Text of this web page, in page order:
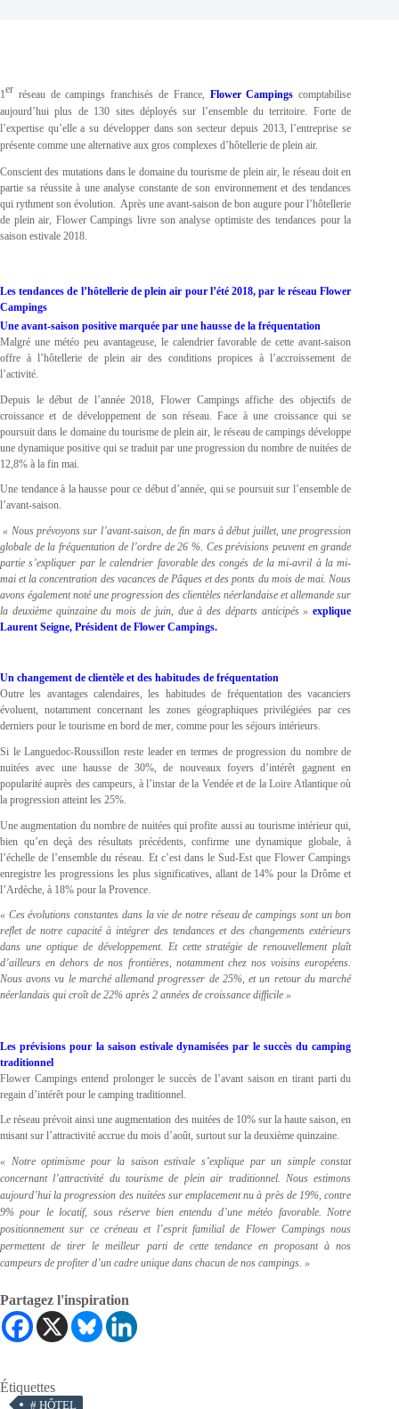
1er réseau de campings franchisés de France, Flower Campings comptabilise
aujourd’hui plus de 130 sites déployés sur l’ensemble du territoire. Forte de
l’expertise qu’elle a su développer dans son secteur depuis 2013, l’entreprise se
présente comme une alternative aux gros complexes d’hôtellerie de plein air.
Conscient des mutations dans le domaine du tourisme de plein air, le réseau doit en
partie sa réussite à une analyse constante de son environnement et des tendances
qui rythment son évolution. Après une avant-saison de bon augure pour l’hôtellerie
de plein air, Flower Campings livre son analyse optimiste des tendances pour la
saison estivale 2018.
Les tendances de l’hôtellerie de plein air pour l’été 2018, par le réseau Flower
Campings
Une avant-saison positive marquée par une hausse de la fréquentation
Malgré une météo peu avantageuse, le calendrier favorable de cette avant-saison
offre à l’hôtellerie de plein air des conditions propices à l’accroissement de
l’activité.
Depuis le début de l’année 2018, Flower Campings affiche des objectifs de
croissance et de développement de son réseau. Face à une croissance qui se
poursuit dans le domaine du tourisme de plein air, le réseau de campings développe
une dynamique positive qui se traduit par une progression du nombre de nuitées de
12,8% à la fin mai.
Une tendance à la hausse pour ce début d’année, qui se poursuit sur l’ensemble de
l’avant-saison.
« Nous prévoyons sur l’avant-saison, de fin mars à début juillet, une progression
globale de la fréquentation de l’ordre de 26 %. Ces prévisions peuvent en grande
partie s’expliquer par le calendrier favorable des congés de la mi-avril à la mi-
mai et la concentration des vacances de Pâques et des ponts du mois de mai. Nous
avons également noté une progression des clientèles néerlandaise et allemande sur
la deuxième quinzaine du mois de juin, due à des départs anticipés »explique
Laurent Seigne, Président de Flower Campings.
Un changement de clientèle et des habitudes de fréquentation
Outre les avantages calendaires, les habitudes de fréquentation des vacanciers
évoluent, notamment concernant les zones géographiques privilégiées par ces
derniers pour le tourisme en bord de mer, comme pour les séjours intérieurs.
Si le Languedoc-Roussillon reste leader en termes de progression du nombre de
nuitées avec une hausse de 30%, de nouveaux foyers d’intérêt gagnent en
popularité auprès des campeurs, à l’instar de la Vendée et de la Loire Atlantique où
la progression atteint les 25%.
Une augmentation du nombre de nuitées qui profite aussi au tourisme intérieur qui,
bien qu’en deçà des résultats précédents, confirme une dynamique globale, à
l’échelle de l’ensemble du réseau. Et c’est dans le Sud-Est que Flower Campings
enregistre les progressions les plus significatives, allant de 14% pour la Drôme et
l’Ardèche, à 18% pour la Provence.
« Ces évolutions constantes dans la vie de notre réseau de campings sont un bon
reflet de notre capacité à intégrer des tendances et des changements extérieurs
dans une optique de développement. Et cette stratégie de renouvellement plaît
d’ailleurs en dehors de nos frontières, notamment chez nos voisins européens.
Nous avons vu le marché allemand progresser de 25%, et un retour du marché
néerlandais qui croît de 22% après 2 années de croissance difficile »
Les prévisions pour la saison estivale dynamisées par le succès du camping
traditionnel
Flower Campings entend prolonger le succès de l’avant saison en tirant parti du
regain d’intérêt pour le camping traditionnel.
Le réseau prévoit ainsi une augmentation des nuitées de 10% sur la haute saison, en
misant sur l’attractivité accrue du mois d’août, surtout sur la deuxième quinzaine.
« Notre optimisme pour la saison estivale s’explique par un simple constat
concernant l’attractivité du tourisme de plein air traditionnel. Nous estimons
aujourd’hui la progression des nuitées sur emplacement nu à près de 19%, contre
9% pour le locatif, sous réserve bien entendu d’une météo favorable. Notre
positionnement sur ce créneau et l’esprit familial de Flower Campings nous
permettent de tirer le meilleur parti de cette tendance en proposant à nos
campeurs de profiter d’un cadre unique dans chacun de nos campings. »
Partagez l'inspiration
Étiquettes
# HÔTEL